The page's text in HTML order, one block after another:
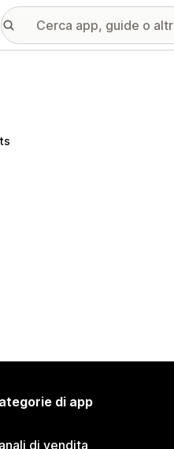
di app
di vendita